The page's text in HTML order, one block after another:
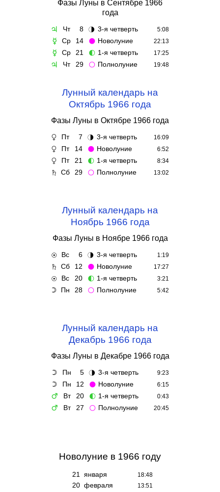
Фазы Луны в Сентябре 1966
года
♃ Чт 8 🌗 3-я четверть 5:08
☿ Ср 14 🌑 Новолуние 22:13
☿ Ср 21 🌓 1-я четверть 17:25
♃ Чт 29 🌕 Полнолуние 19:48
Лунный календарь на
Октябрь 1966 года
Фазы Луны в Октябре 1966 года
♀ Пт 7 🌗 3-я четверть 16:09
♀ Пт 14 🌑 Новолуние 6:52
♀ Пт 21 🌓 1-я четверть 8:34
♄ Сб 29 🌕 Полнолуние 13:02
Лунный календарь на
Ноябрь 1966 года
Фазы Луны в Ноябре 1966 года
☉ Вс 6 🌗 3-я четверть 1:19
♄ Сб 12 🌑 Новолуние 17:27
☉ Вс 20 🌓 1-я четверть 3:21
☽ Пн 28 🌕 Полнолуние 5:42
Лунный календарь на
Декабрь 1966 года
Фазы Луны в Декабре 1966 года
☽ Пн 5 🌗 3-я четверть 9:23
☽ Пн 12 🌑 Новолуние 6:15
♂ Вт 20 🌓 1-я четверть 0:43
♂ Вт 27 🌕 Полнолуние 20:45
Новолуние в 1966 году
21 января 18:48
20 февраля 13:51